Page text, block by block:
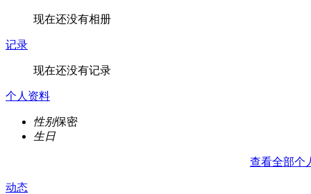
现在还没有相册
记录
现在还没有记录
个人资料
性别保密
生日
查看全部个
动态